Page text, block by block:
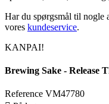
Har du spørgsmål til nogle
vores kundeservice.
KANPAI!
Brewing Sake - Release
Reference VM47780